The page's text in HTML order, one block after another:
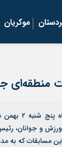
موکریان
منطقه‌ای
که به مدت ۱۵ شب برگزار